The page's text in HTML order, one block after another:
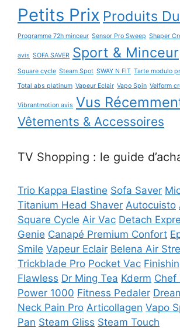
Petits Prix Produits
Programme 72h minceur Sensor Pro Sweep Shaper
avis SOFA SAVER Sport & Minceur
Square cycle Steam Spot SWAY N FIT Tarte modulo
Total abs platinum Vapeur Eclair Vapo Spin Velform
Vibrantmotion avis Vus
Vêtements & Accessoires
TV Shopping : le guide
Trio Kappa Elastine Sofa Saver
Titanium Head Shaver Autocuisto
Square Cycle Air Vac Detach
Genie Canapé Premium Confort
Smile Vapeur Eclair Belena Air
Trickblade Pro Pocket Vac
Flawless Dr Ming Tea Kderm Chef
Power 1000 Fitness Pedaler
Neck Pain Pro Articollagen Vapo
Pan Steam Gliss Steam Touch